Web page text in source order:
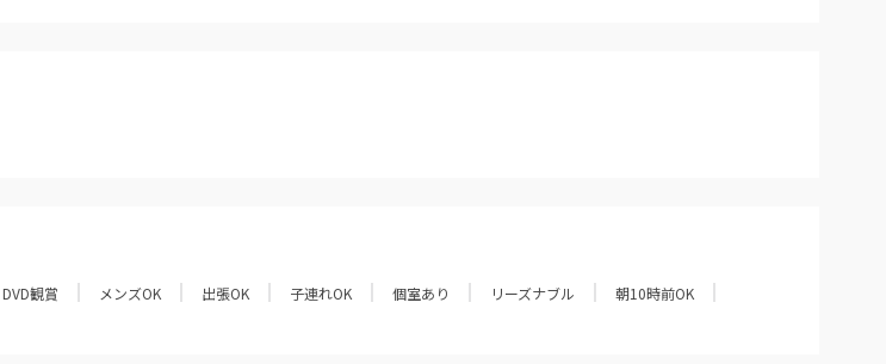
DVD観賞 メンズOK 出張OK 子連れOK 個室あり リーズナブル
朝10時前OK